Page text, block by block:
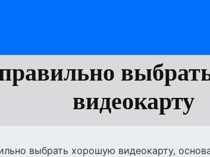
видеокарту
выбрать хорошую видеокарту,